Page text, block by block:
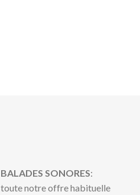
BALADES SONORES:
toute notre offre habituelle